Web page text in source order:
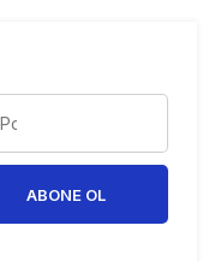
ABONE OL